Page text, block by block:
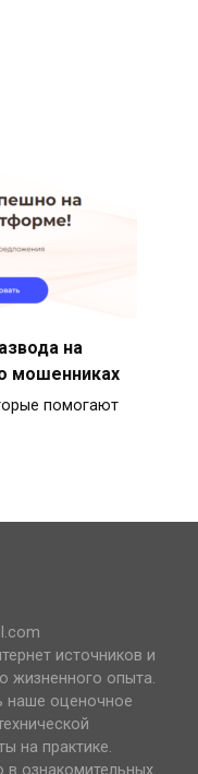
на
мошенниках
помогают
источников и
жизненного опыта.
наше оценочное
на практике.
в ознакомительных